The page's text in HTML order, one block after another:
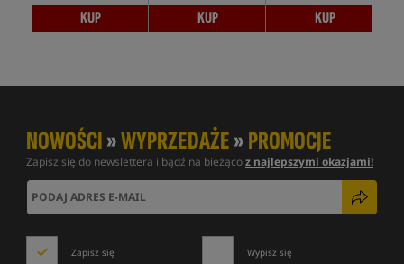
KUP KUP KUP
NOWOŚCI»WYPRZEDAŻE»PROMOCJE
Zapisz się do newslettera i bądź na bieżącoz najlepszymi okazjami!
Zapisz się Wypisz się